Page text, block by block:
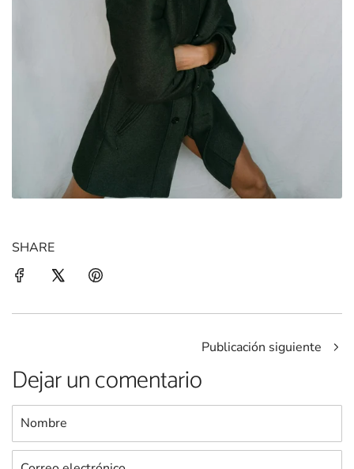
SHARE
Publicación siguiente
Dejar un comentario
Nombre
Correo